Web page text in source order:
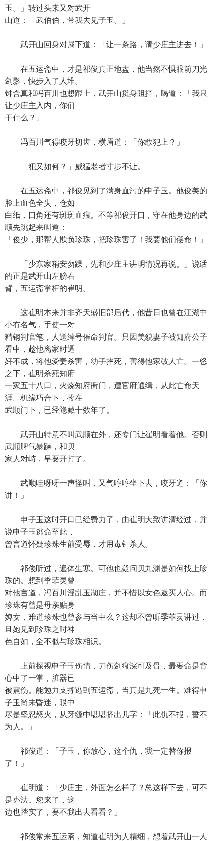
玉。」转过头来又对武开
山道：「武伯伯，带我去见子玉。」
武开山回身对属下道：「让一条路，请少庄主进去！」
在五运斋中，才是祁俊真正地盘，他当然不惧眼前刀光
剑影，快步入了人堆。
钟含真和冯百川也想跟上，武开山挺身阻拦，喝道：「我只
让少庄主入内，你们
干什么？」
冯百川气得咬牙切齿，横眉道：「你敢犯上？」
「犯又如何？」威猛老者寸步不让。
在五运斋中，祁俊见到了满身血污的申子玉。他俊美的
脸上血色全失，仓如
白纸，口角还有斑斑血痕。不等祁俊开口，守在他身边的武
顺先跳起来叫道：
「俊少，那帮人欺负珍珠，把珍珠害了！我要他们偿命！」
「少东家稍安勿躁，先和少庄主讲明情况再说。」说话
的正是武开山左膀右
臂，五运斋掌柜的崔明。
这崔明本来并非齐天盛旧部后代，他昔日也曾在江湖中
小有名气，手使一对
精钢判官笔，人送绰号催命判官。只因美貌妻子被知府公子
看中，趁他离家时逼
奸不成，将他爱妻杀害，幼子摔死，害得他家破人亡。一怒
之下，崔明杀死知府
一家五十八口，火烧知府衙门，遭官府通缉，从此亡命天
涯。机缘巧合下，投在
武顺门下，已经隐藏十数年了。
武开山特意不叫武顺在外，还专门让崔明看着他。否则
武顺脾气暴躁，和贝
家人对峙，早要开打了。
武顺哇呀呀一声怪叫，又气哼哼坐下去，咬牙道：「你
讲！」
申子玉这时开口已经费力了，由崔明大致讲清经过，并
说申子玉逃命至此，
曾言道怀疑珍珠生前受辱，才用毒针杀人。
祁俊听过，遍体生寒。可他也疑问贝九渊是如何找上珍
珠的。想到季菲灵曾
对他言道，冯百川淫乱玉湖庄，并不惜以女色邀买人心。而
珍珠有曾是母亲贴身
婢女，难道珍珠也曾参与当中么？这却不曾听季菲灵讲过，
且她见到珍珠之时神
色自如，全不似与珍珠相识。
上前探视申子玉伤情，刀伤剑痕深可及骨，最要命是背
心中了一掌，脏器已
被震伤。能勉力支撑逃到五运斋，当真是九死一生。难得申
子玉尚未昏迷，眼中
尽是坚忍怒火，从牙缝中堪堪挤出几字：「此仇不报，誓不
为人。」
祁俊道：「子玉，你放心，这个仇，我一定替你报
了！」
崔明道：「少庄主，外面怎么样了？总这样下去，可不
是办法。您来了，这
边也踏实了，要不我出去看看？」
祁俊常来五运斋，知道崔明为人精细，想着武开山一人